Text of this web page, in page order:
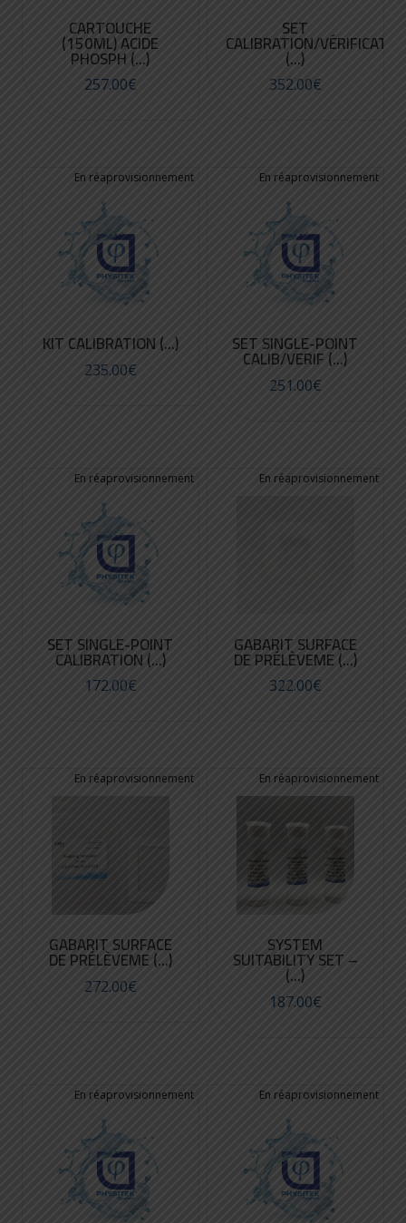
CARTOUCHE
(150ML) ACIDE
PHOSPH (...)
257.00€
SET
CALIBRATION/
(...)
352.00€
KIT CALIBRATION (...)
235.00€
SET SINGLE-POINT
CALIB/VERIF (...)
251.00€
SET SINGLE-POINT
CALIBRATION (...)
172.00€
GABARIT SURFACE
DE PRÉLÈVEME (...)
322.00€
GABARIT SURFACE
DE PRÉLÈVEME (...)
272.00€
SYSTEM
SUITABILITY SET –
(...)
187.00€